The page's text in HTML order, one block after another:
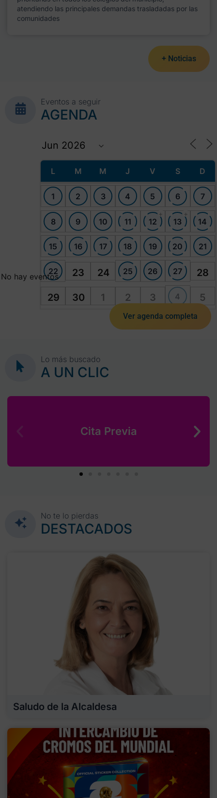
atendiendo las principales demandas trasladadas por las
comunidades
+ Noticias
Eventos a seguir
AGENDA
L M M J V S D
1 2 3 4 5 6 7
8 9 10 11 12
+
13
+
14
15 16 17 18 19 20 21
22 23 24 25 26 27 28
29 30 1 2 3 4 5
No hay eventos
Ver agenda completa
Lo más buscado
A UN CLIC
Cita Previa
No te lo pierdas
DESTACADOS
Saludo de la Alcaldesa